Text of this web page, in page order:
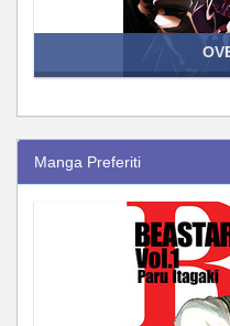
Manga Preferiti